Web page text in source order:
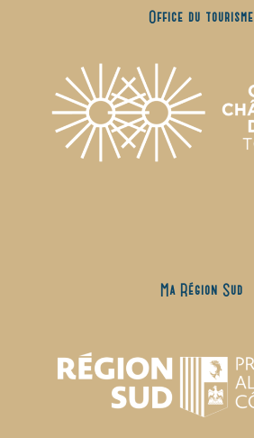
Office du tourisme
Ma Région Sud